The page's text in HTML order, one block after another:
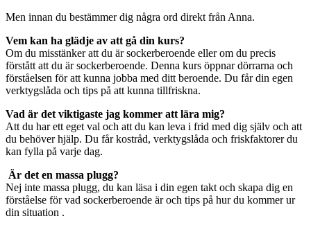
Men innan du bestämmer dig några ord direkt från Anna.
Vem kan ha glädje av att gå din kurs?
Om du misstänker att du är sockerberoende eller om du precis
förstått att du är sockerberoende. Denna kurs öppnar dörrarna och
förståelsen för att kunna jobba med ditt beroende. Du får din egen
verktygslåda och tips på att kunna tillfriskna.
Vad är det viktigaste jag kommer att lära mig?
Att du har ett eget val och att du kan leva i frid med dig själv och att
du behöver hjälp. Du får kostråd, verktygslåda och friskfaktorer du
kan fylla på varje dag.
Är det en massa plugg?
Nej inte massa plugg, du kan läsa i din egen takt och skapa dig en
förståelse för vad sockerberoende är och tips på hur du kommer ur
din situation .